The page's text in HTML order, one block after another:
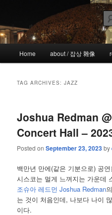
primary
content
secondary
content!wicked
the more I see the less I know
Home about / 잡상 雜像
TAG ARCHIVES:JAZZ
Joshua Redman
Concert Hall –
Posted onSeptember 23, 2023by
백만년 만에(같은 기분으로) 공
시스코는 멀게 느껴지는 가운데
조슈아 레드먼 Joshua Redman
는 것이 처음인데, 나보다 나이
이다.